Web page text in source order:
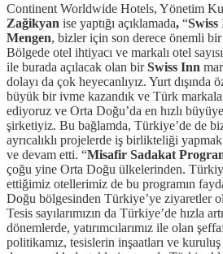
Continent Worldwide Hotels, Yönetim
Zağikyan ise yaptığı açıklamada, “Swiss
Mengen, bizler için son derece önemli
Bölgede otel ihtiyacı ve markalı otel
ile burada açılacak olan birSwiss Inn
dolayı da çok heyecanlıyız. Yurt dışında
büyük bir ivme kazandık ve Türk
ediyoruz ve Orta Doğu’da en hızlı
şirketiyiz. Bu bağlamda, Türkiye’de de
ayrıcalıklı projelerde iş birlikteliği
ve devam etti. “Misafir Sadakat
çoğu yine Orta Doğu ülkelerinden.
ettiğimiz otellerimiz de bu programın
Doğu bölgesinden Türkiye’ye ziyaretler
Tesis sayılarımızın da Türkiye’de hızla
dönemlerde, yatırımcılarımız ile olan
politikamız, tesislerin inşaatları ve